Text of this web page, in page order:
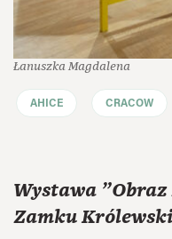
Łanuszka Magdalena
AHICE CRACOW
Wystawa "Obraz
Zamku